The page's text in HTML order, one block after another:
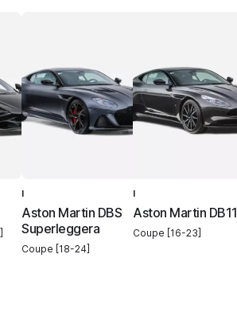
I
Aston Martin DBS
Superleggera
Coupe [18-24]
I
Aston Martin DB11
Coupe [16-23]